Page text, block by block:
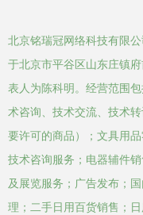
北京铭瑞冠网络科技有限
于北京市平谷区山东庄镇
表人为陈科明。经营范围
术咨询、技术交流、技术
要许可的商品）；文具用
技术咨询服务；电器辅件
及展览服务；广告发布；
理；二手日用百货销售；